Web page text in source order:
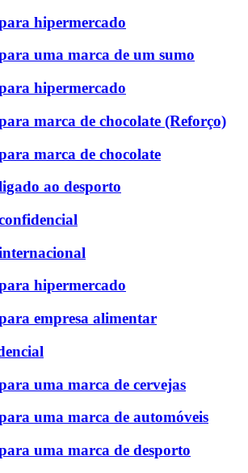
hipermercado
uma marca de um sumo
hipermercado
marca de chocolate (Reforço)
marca de chocolate
ao desporto
hipermercado
empresa alimentar
uma marca de cervejas
uma marca de automóveis
uma marca de desporto